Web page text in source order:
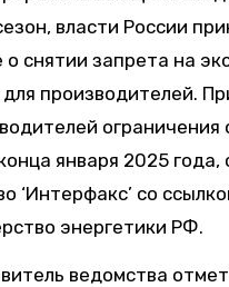
власти России
снятии запрета на
производителей.
ограничения
января 2025
‘Интерфакс’ со
энергетики РФ.
ведомства